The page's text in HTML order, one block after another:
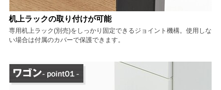
机上ラックの取り付けが可能
専用机上ラック(別売)をしっかり固定できるジョイント機構。使用しな
い場合は付属のカバーで保護できます。